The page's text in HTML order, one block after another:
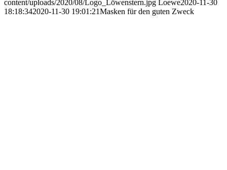
content/uploads/2020/08/Logo_Löwenstern.jpg Loewe2020-11-30
18:18:342020-11-30 19:01:21Masken für den guten Zweck